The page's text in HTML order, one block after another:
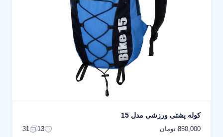
کوله پشتی ورزشی مدل 15
850,000 تومان 13
31